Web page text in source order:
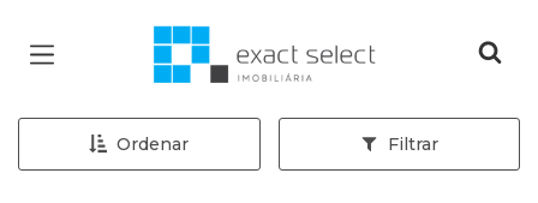
Página inicial
Ordenar Filtrar